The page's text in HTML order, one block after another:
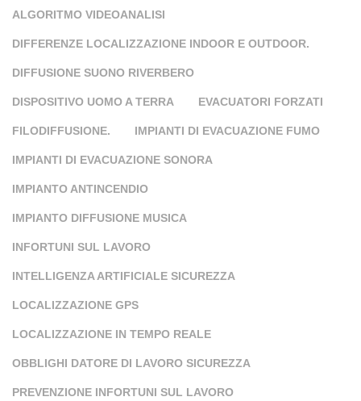
ALGORITMO VIDEOANALISI
DIFFERENZE LOCALIZZAZIONE INDOOR E OUTDOOR.
DIFFUSIONE SUONO RIVERBERO
DISPOSITIVO UOMO A TERRA EVACUATORI FORZATI
FILODIFFUSIONE. IMPIANTI DI EVACUAZIONE FUMO
IMPIANTI DI EVACUAZIONE SONORA
IMPIANTO ANTINCENDIO
IMPIANTO DIFFUSIONE MUSICA
INFORTUNI SUL LAVORO
INTELLIGENZA ARTIFICIALE SICUREZZA
LOCALIZZAZIONE GPS
LOCALIZZAZIONE IN TEMPO REALE
OBBLIGHI DATORE DI LAVORO SICUREZZA
PREVENZIONE INFORTUNI SUL LAVORO